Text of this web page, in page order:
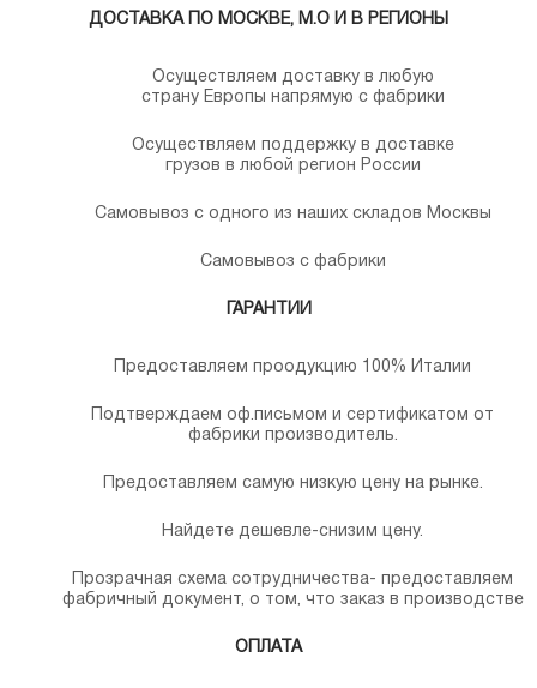
ДОСТАВКА ПО МОСКВЕ, М.О И В РЕГИОНЫ
Осуществляем доставку в любую
страну Европы напрямую с фабрики
Осуществляем поддержку в доставке
грузов в любой регион России
Самовывоз с одного из наших складов Москвы
Самовывоз с фабрики
ГАРАНТИИ
Предоставляем проодукцию 100% Италии
Подтверждаем оф.письмом и сертификатом от
фабрики производитель.
Предоставляем самую низкую цену на рынке.
Найдете дешевле-снизим цену.
Прозрачная схема сотрудничества- предоставляем
фабричный документ, о том, что заказ в производстве
ОПЛАТА